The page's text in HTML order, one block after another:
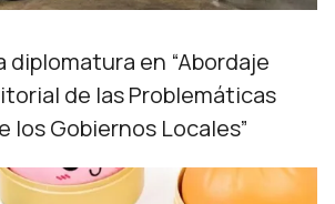
diplomatura en “Abordaje
de las Problemáticas
los Gobiernos Locales”